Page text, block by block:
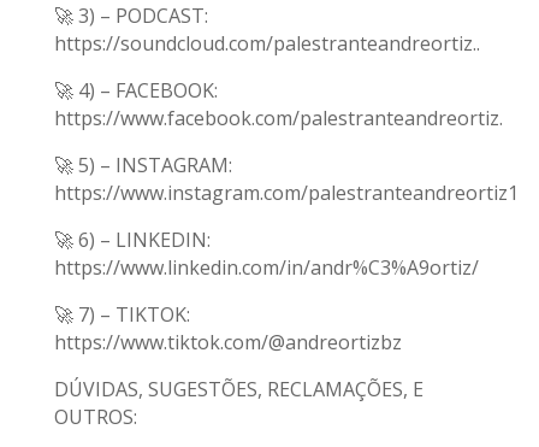
🚀 3) – PODCAST:
https://soundcloud.com/palestranteandreortiz..
🚀 4) – FACEBOOK:
https://www.facebook.com/palestranteandreortiz.
🚀 5) – INSTAGRAM:
https://www.instagram.com/palestranteandreortiz1
🚀 6) – LINKEDIN:
https://www.linkedin.com/in/andr%C3%A9ortiz/
🚀 7) – TIKTOK:
https://www.tiktok.com/@andreortizbz
DÚVIDAS, SUGESTÕES, RECLAMAÇÕES, E
OUTROS: